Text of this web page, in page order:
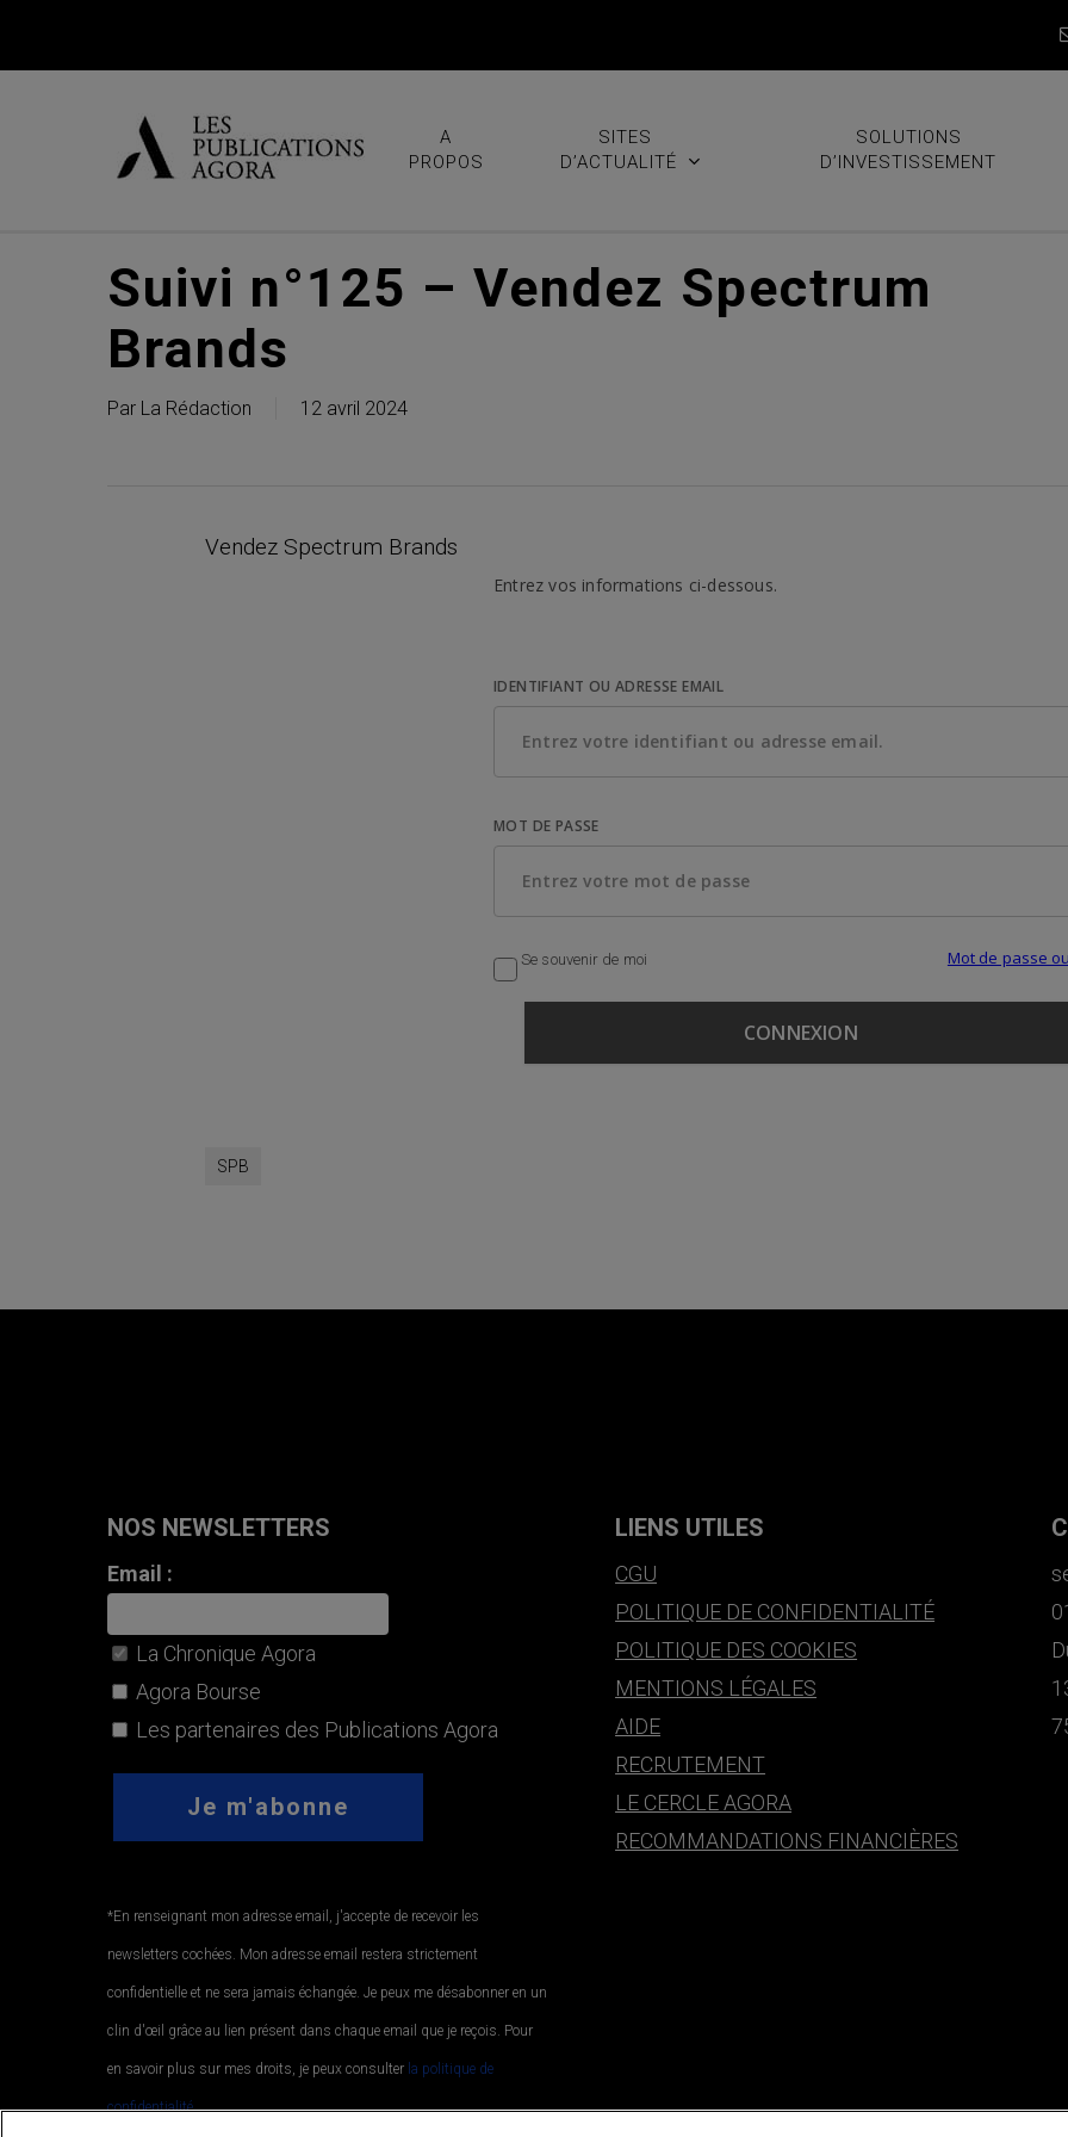
A
PROPOS
SITES
D’ACTUALITÉ
SOLUTIONS
D’INVESTISSEMENT
Suivi n°125 – Vendez Spectrum
Brands
Par La Rédaction 12 avril 2024
Vendez Spectrum Brands
Entrez vos informations ci-dessous.
IDENTIFIANT OU ADRESSE EMAIL
MOT DE PASSE
Se souvenir de moi Mot de passe
SPB
NOS NEWSLETTERS
Email :
La Chronique Agora
Agora Bourse
Les partenaires des Publications Agora
*En renseignant mon adresse email, j'accepte de recevoir les
newsletters cochées. Mon adresse email restera strictement
confidentielle et ne sera jamais échangée. Je peux me désabonner en un
clin d'œil grâce au lien présent dans chaque email que je reçois. Pour
en savoir plus sur mes droits, je peux consulter la politique de
confidentialité..
LIENS UTILES
CGU
POLITIQUE DE CONFIDENTIALITÉ
POLITIQUE DES COOKIES
MENTIONS LÉGALES
AIDE
RECRUTEMENT
LE CERCLE AGORA
RECOMMANDATIONS FINANCIÈRES